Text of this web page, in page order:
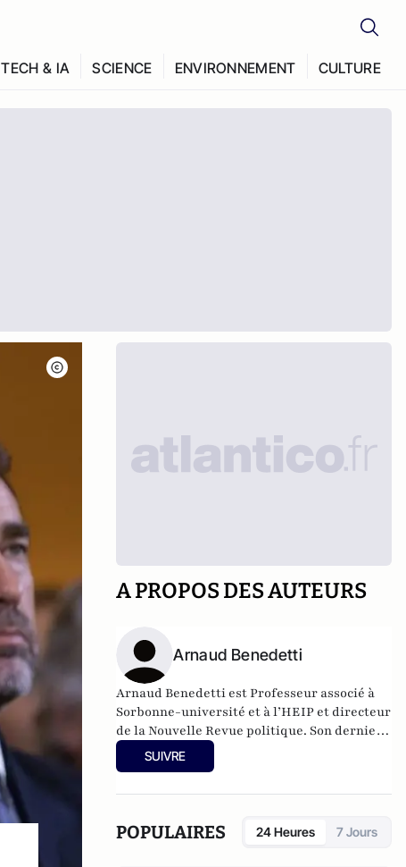
TECH & IA SCIENCE ENVIRONNEMENT CULTURE
A PROPOS DES AUTEURS
Arnaud Benedetti
Arnaud Benedetti est Professeur associé à
Sorbonne-université et à l’HEIP et directeur
de la Nouvelle Revue politique.Son dernier
ouvrage, "Comment sont morts les
politiques ? Le grand malaise du pouvoir",
SUIVRE
POPULAIRES 24 Heures 7 Jours